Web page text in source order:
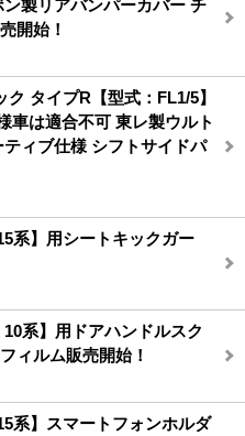
製リアバンパーカバー チ
開始！
タイプR【型式：FL1/5】
車は適合不可 東レ製ウルト
ィブ仕様 シフトサイドパ
系】用シートキックガー
系】用ドアハンドルスク
ィルム販売開始！
系】スマートフォンホルダ